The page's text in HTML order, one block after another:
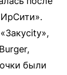
были